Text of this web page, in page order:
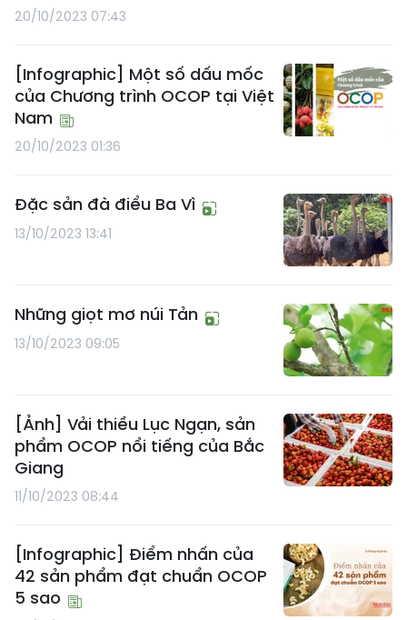
20/10/2023 07:43
[Infographic] Một số dấu mốc
của Chương trình OCOP tại Việt
Nam
20/10/2023 01:36
Đặc sản đà điểu Ba Vì
13/10/2023 13:41
Những giọt mơ núi Tản
13/10/2023 09:05
[Ảnh] Vải thiều Lục Ngạn, sản
phẩm OCOP nổi tiếng của Bắc
Giang
11/10/2023 08:44
[Infographic] Điểm nhấn của
42 sản phẩm đạt chuẩn OCOP
5 sao